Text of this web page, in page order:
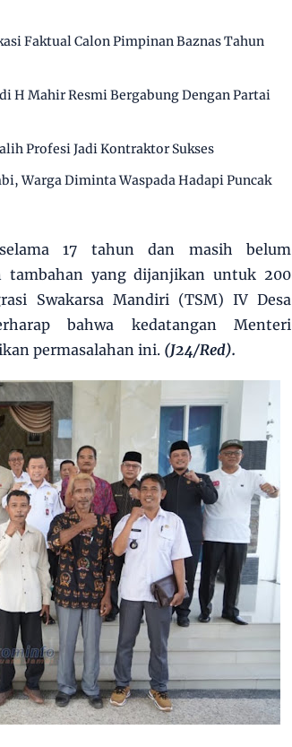
Faktual Calon Pimpinan Baznas Tahun
H Mahir Resmi Bergabung Dengan Partai
Profesi Jadi Kontraktor Sukses
Warga Diminta Waspada Hadapi Puncak
17 tahun dan masih belum
tambahan yang dijanjikan untuk 200
Swakarsa Mandiri (TSM) IV Desa
bahwa kedatangan Menteri
permasalahan ini. (J24/Red).